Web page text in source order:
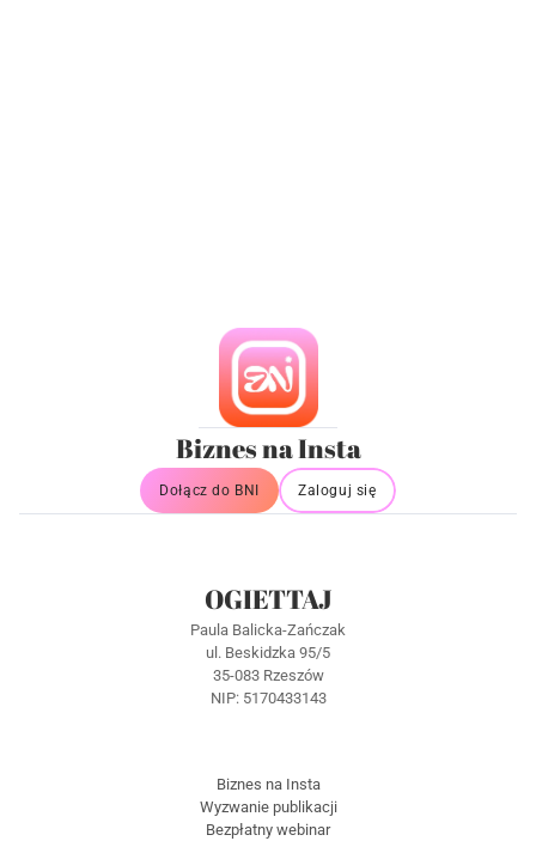
Biznes na Insta
Dołącz do BNI Zaloguj się
OGIETTAJ
Paula Balicka-Zańczak
ul. Beskidzka 95/5
35-083 Rzeszów
NIP: 5170433143
Biznes na Insta
Wyzwanie publikacji
Bezpłatny webinar